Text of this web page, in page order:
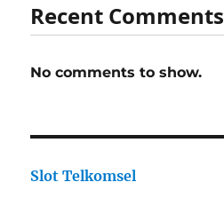
Recent Comments
No comments to show.
Slot Telkomsel